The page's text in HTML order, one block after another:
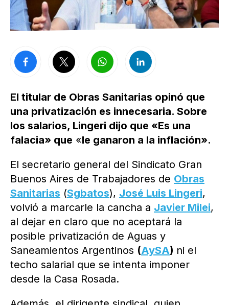
El titular de Obras Sanitarias opinó que
una privatización es innecesaria. Sobre
los salarios, Lingeri dijo que «Es una
falacia» que «le ganaron a la inflación».
El secretario general del Sindicato Gran
Buenos Aires de Trabajadores de Obras
Sanitarias (Sgbatos), José Luis Lingeri,
volvió a marcarle la cancha a Javier Milei,
al dejar en claro que no aceptará la
posible privatización de Aguas y
Saneamientos Argentinos (AySA) ni el
techo salarial que se intenta imponer
desde la Casa Rosada.